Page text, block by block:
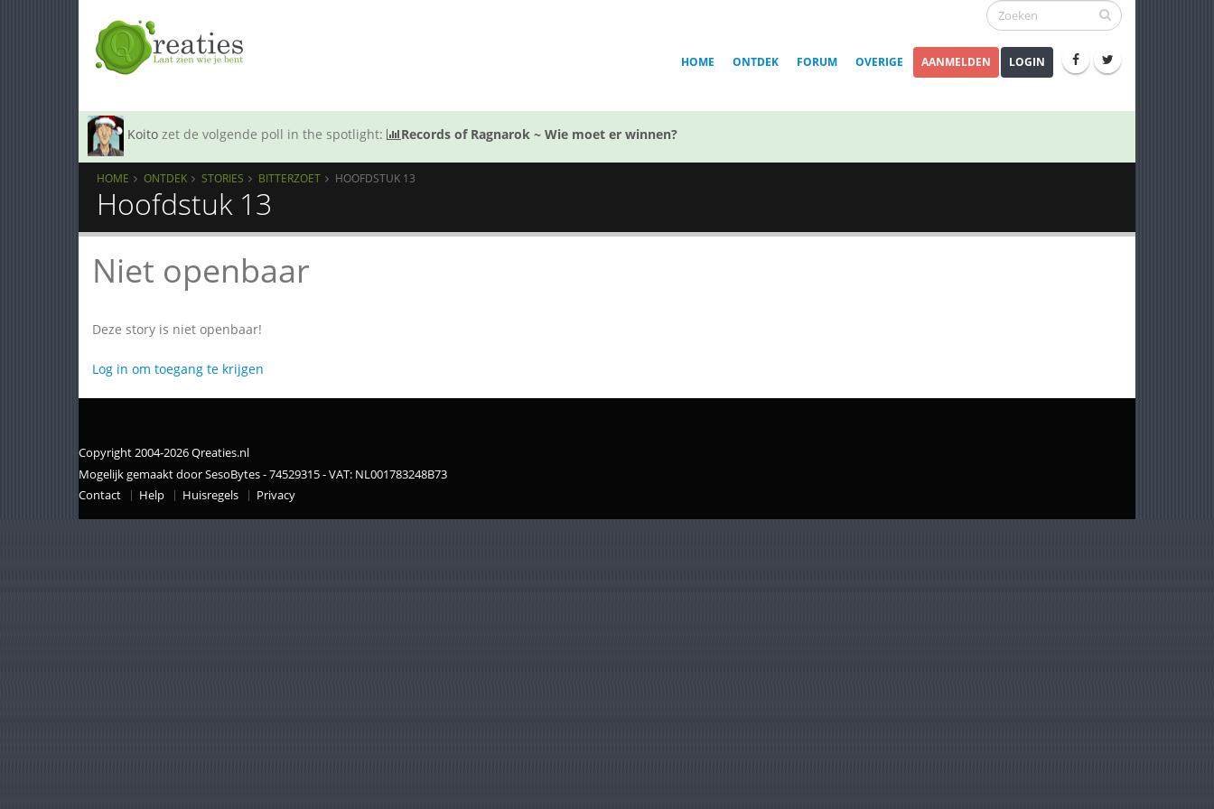
HOME ONTDEK FORUM OVERIGE AANMELDEN LOGIN
Koito zet de volgende poll in the spotlight: Records of Ragnarok ~ Wie moet er winnen?
HOME ONTDEK STORIES BITTERZOET HOOFDSTUK 13
Hoofdstuk 13
Niet openbaar
Deze story is niet openbaar!
Log in om toegang te krijgen
Copyright 2004-2026 Qreaties.nl
Mogelijk gemaakt door SesoBytes - 74529315 - VAT: NL001783248B73
Contact
Help Huisregels Privacy